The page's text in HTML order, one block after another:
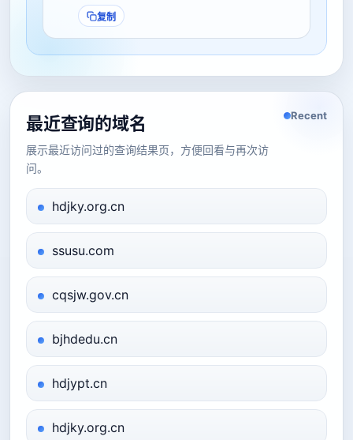
复制
最近查询的域名
展示最近访问过的查询结果页，方便回看与再次访
问。
Recent
hdjky.org.cn
ssusu.com
cqsjw.gov.cn
bjhdedu.cn
hdjypt.cn
hdjky.org.cn